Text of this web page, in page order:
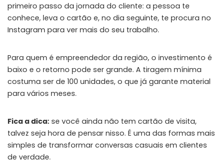
primeiro passo da jornada do cliente: a pessoa te
conhece, leva o cartão e, no dia seguinte, te procura no
Instagram para ver mais do seu trabalho.
Para quem é empreendedor da região, o investimento é
baixo e o retorno pode ser grande. A tiragem mínima
costuma ser de 100 unidades, o que já garante material
para vários meses.
Fica a dica: se você ainda não tem cartão de visita,
talvez seja hora de pensar nisso. É uma das formas mais
simples de transformar conversas casuais em clientes
de verdade.